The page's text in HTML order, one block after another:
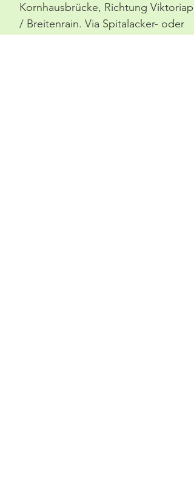
Kornhausbrücke, Richtung
/ Breitenrain. Via Spitalacker- oder